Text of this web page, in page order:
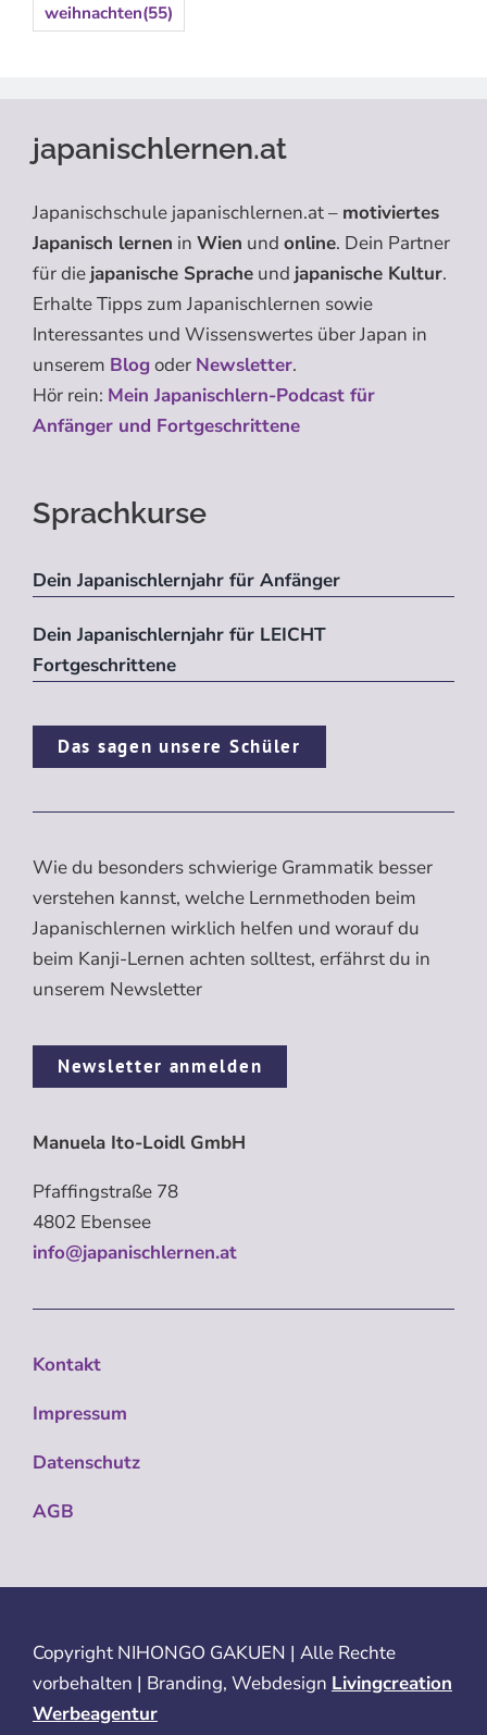
weihnachten(55)
japanischlernen.at
Japanischschule japanischlernen.at – motiviertes
Japanisch lernen in Wien und online. Dein Partner
für die japanische Sprache und japanische Kultur.
Erhalte Tipps zum Japanischlernen sowie
Interessantes und Wissenswertes über Japan in
unserem Blogoder Newsletter.
Hör rein: Mein Japanischlern-Podcast für
Anfänger und Fortgeschrittene
Sprachkurse
Dein Japanischlernjahr für Anfänger
Dein Japanischlernjahr für LEICHT
Fortgeschrittene
Das sagen unsere Schüler
Wie du besonders schwierige Grammatik besser
verstehen kannst, welche Lernmethoden beim
Japanischlernen wirklich helfen und worauf du
beim Kanji-Lernen achten solltest, erfährst du in
unserem Newsletter
Newsletter anmelden
Manuela Ito-Loidl GmbH
Pfaffingstraße 78
4802 Ebensee
info@japanischlernen.at
Kontakt
Impressum
Datenschutz
AGB
Copyright NIHONGO GAKUEN | Alle Rechte
vorbehalten | Branding, Webdesign Livingcreation
Werbeagentur